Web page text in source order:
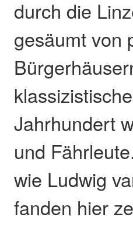
durch die
gesäumt von
Jahrhundert
und
wie Ludwig
fanden hier